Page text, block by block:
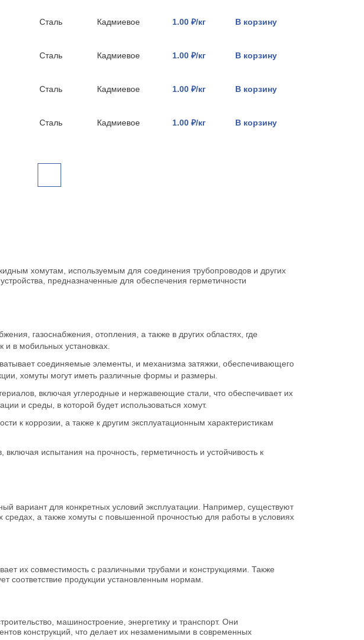
Сталь Кадмиевое 1.00 ₽/кг В корзину
Сталь Кадмиевое 1.00 ₽/кг В корзину
Сталь Кадмиевое 1.00 ₽/кг В корзину
Сталь Кадмиевое 1.00 ₽/кг В корзину
хомутам, используемым для соединения трубопроводов и других
предназначенные для обеспечения герметичности
газоснабжения, отопления, а также в других областях, где
и в мобильных установках.
соединяемые элементы, и механизма затяжки, обеспечивающего
хомуты могут иметь различные формы и размеры.
включая углеродные и нержавеющие стали, что обеспечивает их
и среды, в которой будет использоваться хомут.
к коррозии, а также к другим эксплуатационным характеристикам
испытания на прочность, герметичность и устойчивость к
вариант для конкретных условий эксплуатации. Например, существуют
а также хомуты с повышенной прочностью для работы в условиях
их совместимость с различными трубами и конструкциями. Также
соответствие продукции установленным нормам.
машиностроение, энергетику и транспорт. Они
конструкций, что делает их незаменимыми в современных